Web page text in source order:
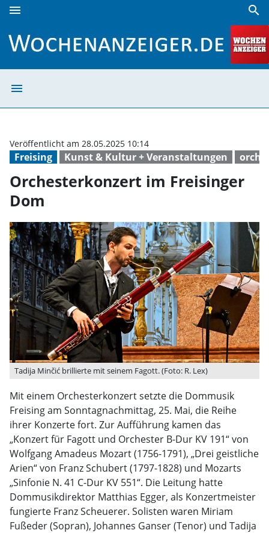
menu search
menu
Freising Kunst & Kultur + Veranstaltungen
Veröffentlicht am 28.05.2025 10:14
Orchesterkonzert im Freisinger
Dom
Tadija Minčić brillierte mit seinem Fagott. (Foto: R. Lex)
Mit einem Orchesterkonzert setzte die Dommusik
Freising am Sonntagnachmittag, 25. Mai, die Reihe
ihrer Konzerte fort. Zur Aufführung kamen das
„Konzert für Fagott und Orchester B-Dur KV 191“ von
Wolfgang Amadeus Mozart (1756-1791), „Drei geistliche
Arien“ von Franz Schubert (1797-1828) und Mozarts
„Sinfonie N. 41 C-Dur KV 551“. Die Leitung hatte
Dommusikdirektor Matthias Egger, als Konzertmeister
fungierte Franz Scheuerer. Solisten waren Miriam
Fußeder (Sopran), Johannes Ganser (Tenor) und Tadija